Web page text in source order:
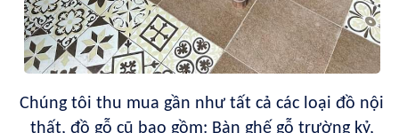
Chúng tôi thu mua gần như tất cả các loại đồ nội
thất, đồ gỗ cũ bao gồm: Bàn ghế gỗ trường kỷ,